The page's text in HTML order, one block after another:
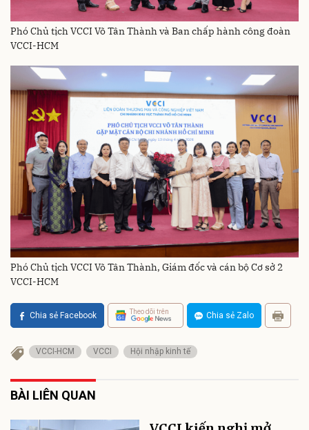
Phó Chủ tịch VCCI Võ Tân Thành và Ban chấp hành công đoàn
VCCI-HCM
Phó Chủ tịch VCCI Võ Tân Thành, Giám đốc và cán bộ Cơ sở 2
VCCI-HCM
Chia sẻ Facebook Theo dõi trên Chia sẻ Zalo
VCCI-HCM VCCI Hội nhập kinh tế
BÀI LIÊN QUAN